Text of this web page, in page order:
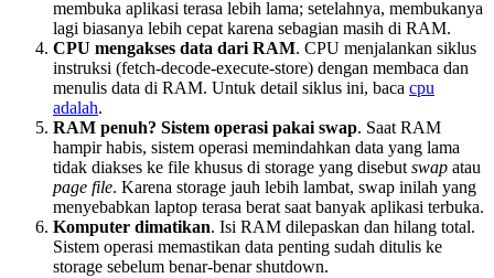
membuka aplikasi terasa lebih lama; setelahnya, membukanya
lagi biasanya lebih cepat karena sebagian masih di RAM.
CPU mengakses data dari RAM. CPU menjalankan siklus
instruksi (fetch-decode-execute-store) dengan membaca dan
menulis data di RAM. Untuk detail siklus ini, baca cpu
adalah.
RAM penuh? Sistem operasi pakai swap. Saat RAM
hampir habis, sistem operasi memindahkan data yang lama
tidak diakses ke file khusus di storage yang disebut swap atau
page file. Karena storage jauh lebih lambat, swap inilah yang
menyebabkan laptop terasa berat saat banyak aplikasi terbuka.
Komputer dimatikan. Isi RAM dilepaskan dan hilang total.
Sistem operasi memastikan data penting sudah ditulis ke
storage sebelum benar-benar shutdown.